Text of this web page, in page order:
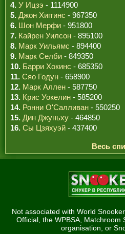
4. У Ицзэ - 1114900
5. Джон Хиггинс - 967350
6. Шон Мерфи - 951800
7. Кайрен Уилсон - 895100
8. Марк Уильямс - 894400
9. Марк Селби - 849350
10. Барри Хокинс - 685350
11. Сяо Годун - 658900
12. Марк Аллен - 587750
13. Крис Уокелин - 585200
14. Ронни О'Салливан - 550250
15. Дин Джуньху - 464850
16. Сы Цзяхуэй - 437400
Весь
Not associated with World
Official, the WPBSA,
organisation, or